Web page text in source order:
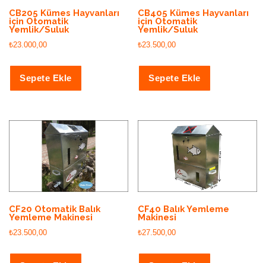
CB205 Kümes Hayvanları
için Otomatik
Yemlik/Suluk
₺23.000,00
Sepete Ekle
CB405 Kümes Hayvanları
için Otomatik
Yemlik/Suluk
₺23.500,00
Sepete Ekle
CF20 Otomatik Balık
Yemleme Makinesi
₺23.500,00
CF40 Balık Yemleme
Makinesi
₺27.500,00